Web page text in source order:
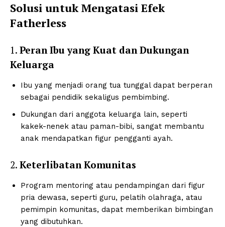
Solusi untuk Mengatasi Efek
Fatherless
1. Peran Ibu yang Kuat dan Dukungan
Keluarga
Ibu yang menjadi orang tua tunggal dapat berperan
sebagai pendidik sekaligus pembimbing.
Dukungan dari anggota keluarga lain, seperti
kakek-nenek atau paman-bibi, sangat membantu
anak mendapatkan figur pengganti ayah.
2. Keterlibatan Komunitas
Program mentoring atau pendampingan dari figur
pria dewasa, seperti guru, pelatih olahraga, atau
pemimpin komunitas, dapat memberikan bimbingan
yang dibutuhkan.